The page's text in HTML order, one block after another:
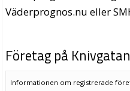
Väderprognos.nu eller
Företag på Knivgatan
Informationen om registrerade